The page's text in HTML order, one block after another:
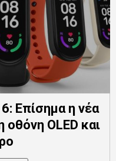
Επίσημα η νέα
OLED και